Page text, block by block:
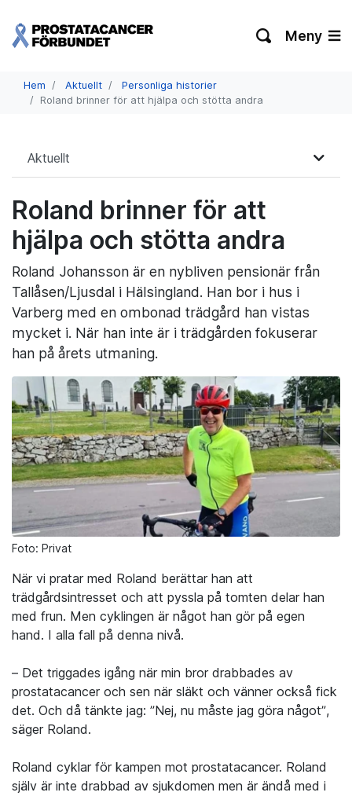
Meny
Hem Aktuellt
Personliga historier
Roland brinner för att hjälpa och stötta andra
Aktuellt
Roland brinner för att
hjälpa och stötta andra
Roland Johansson är en nybliven pensionär från
Tallåsen/Ljusdal i Hälsingland. Han bor i hus i
Varberg med en ombonad trädgård han vistas
mycket i. När han inte är i trädgården fokuserar
han på årets utmaning.
Foto: Privat
När vi pratar med Roland berättar han att
trädgårdsintresset och att pyssla på tomten delar han
med frun. Men cyklingen är något han gör på egen
hand. I alla fall på denna nivå.
– Det triggades igång när min bror drabbades av
prostatacancer och sen när släkt och vänner också fick
det. Och då tänkte jag: ”Nej, nu måste jag göra något”,
säger Roland.
Roland cyklar för kampen mot prostatacancer. Roland
själv är inte drabbad av sjukdomen men är ändå med i